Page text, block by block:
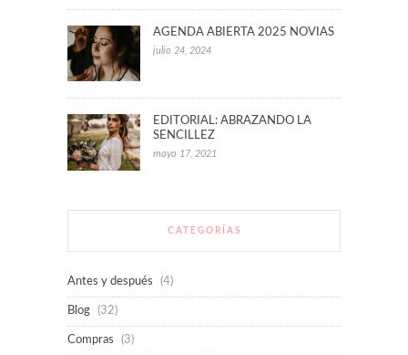
AGENDA ABIERTA 2025 NOVIAS
julio 24, 2024
EDITORIAL: ABRAZANDO LA
SENCILLEZ
mayo 17, 2021
CATEGORÍAS
Antes y después (4)
Blog (32)
Compras (3)